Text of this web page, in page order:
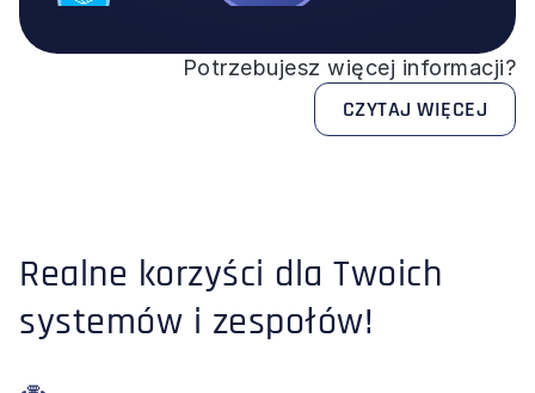
Potrzebujesz więcej informacji?
CZYTAJ WIĘCEJ
Realne korzyści dla Twoich
systemów i zespołów!